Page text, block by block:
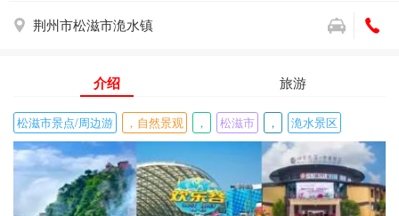
荆州市松滋市洈水镇
介绍 旅游
松滋市景点/周边游 ，自然景观 ， 松滋市 ， 洈水景区